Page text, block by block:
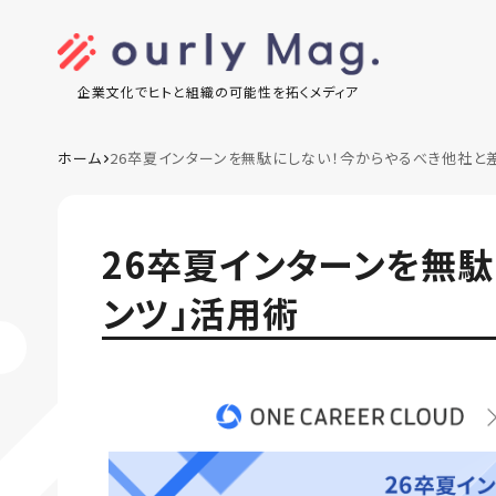
企業文化でヒトと組織の可能性を拓くメディア
ホーム 26卒夏インターンを無駄にしない！今からやるべき他社と
26卒夏インターンを無
ンツ」活用術